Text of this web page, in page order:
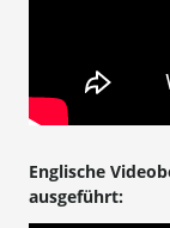
Englische
ausgeführt: